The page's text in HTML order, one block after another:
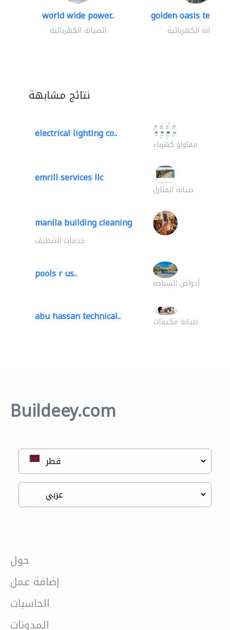
world wide power..
الصيانة الكهربائية
golden oasis
الصيانة الكهربائية
نتائج مشابهة
electrical lighting co..
مقاولو كهرباء
emrill services llc
صيانة المنازل
manila building cleaning
خدمات التنظيف
pools r us..
أحواض السباحة
abu hassan technical.. صيانة مكيفات
Buildeey.com
حول
إضافة عمل
الحاسبات
المدونات